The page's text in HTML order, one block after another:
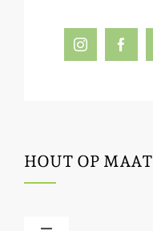
HOUT OP MAAT